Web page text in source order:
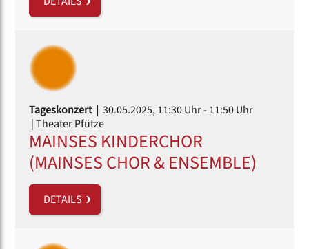
Tageskonzert | 30.05.2025, 11:30 Uhr- 11:50 Uhr
| Theater Pfütze
MAINSES KINDERCHOR
(MAINSES CHOR & ENSEMBLE)
DETAILS